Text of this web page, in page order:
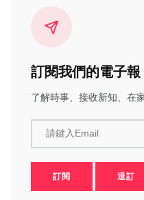
訂閱我們的電子報
了解時事、接收新知、在
請鍵入Email
訂閱 退訂